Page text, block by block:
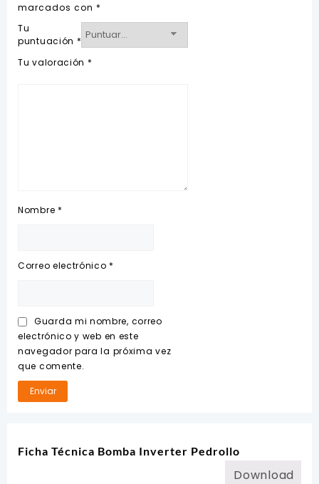
marcados con *
Tu
puntuación *
Tu valoración *
Nombre *
Correo electrónico *
Guarda mi nombre, correo
electrónico y web en este
navegador para la próxima vez
que comente.
Ficha Técnica Bomba Inverter Pedrollo
Download